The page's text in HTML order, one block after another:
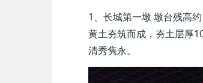
1、长城第一墩 墩台残高
黄土夯筑而成，夯土层厚
清秀隽永。